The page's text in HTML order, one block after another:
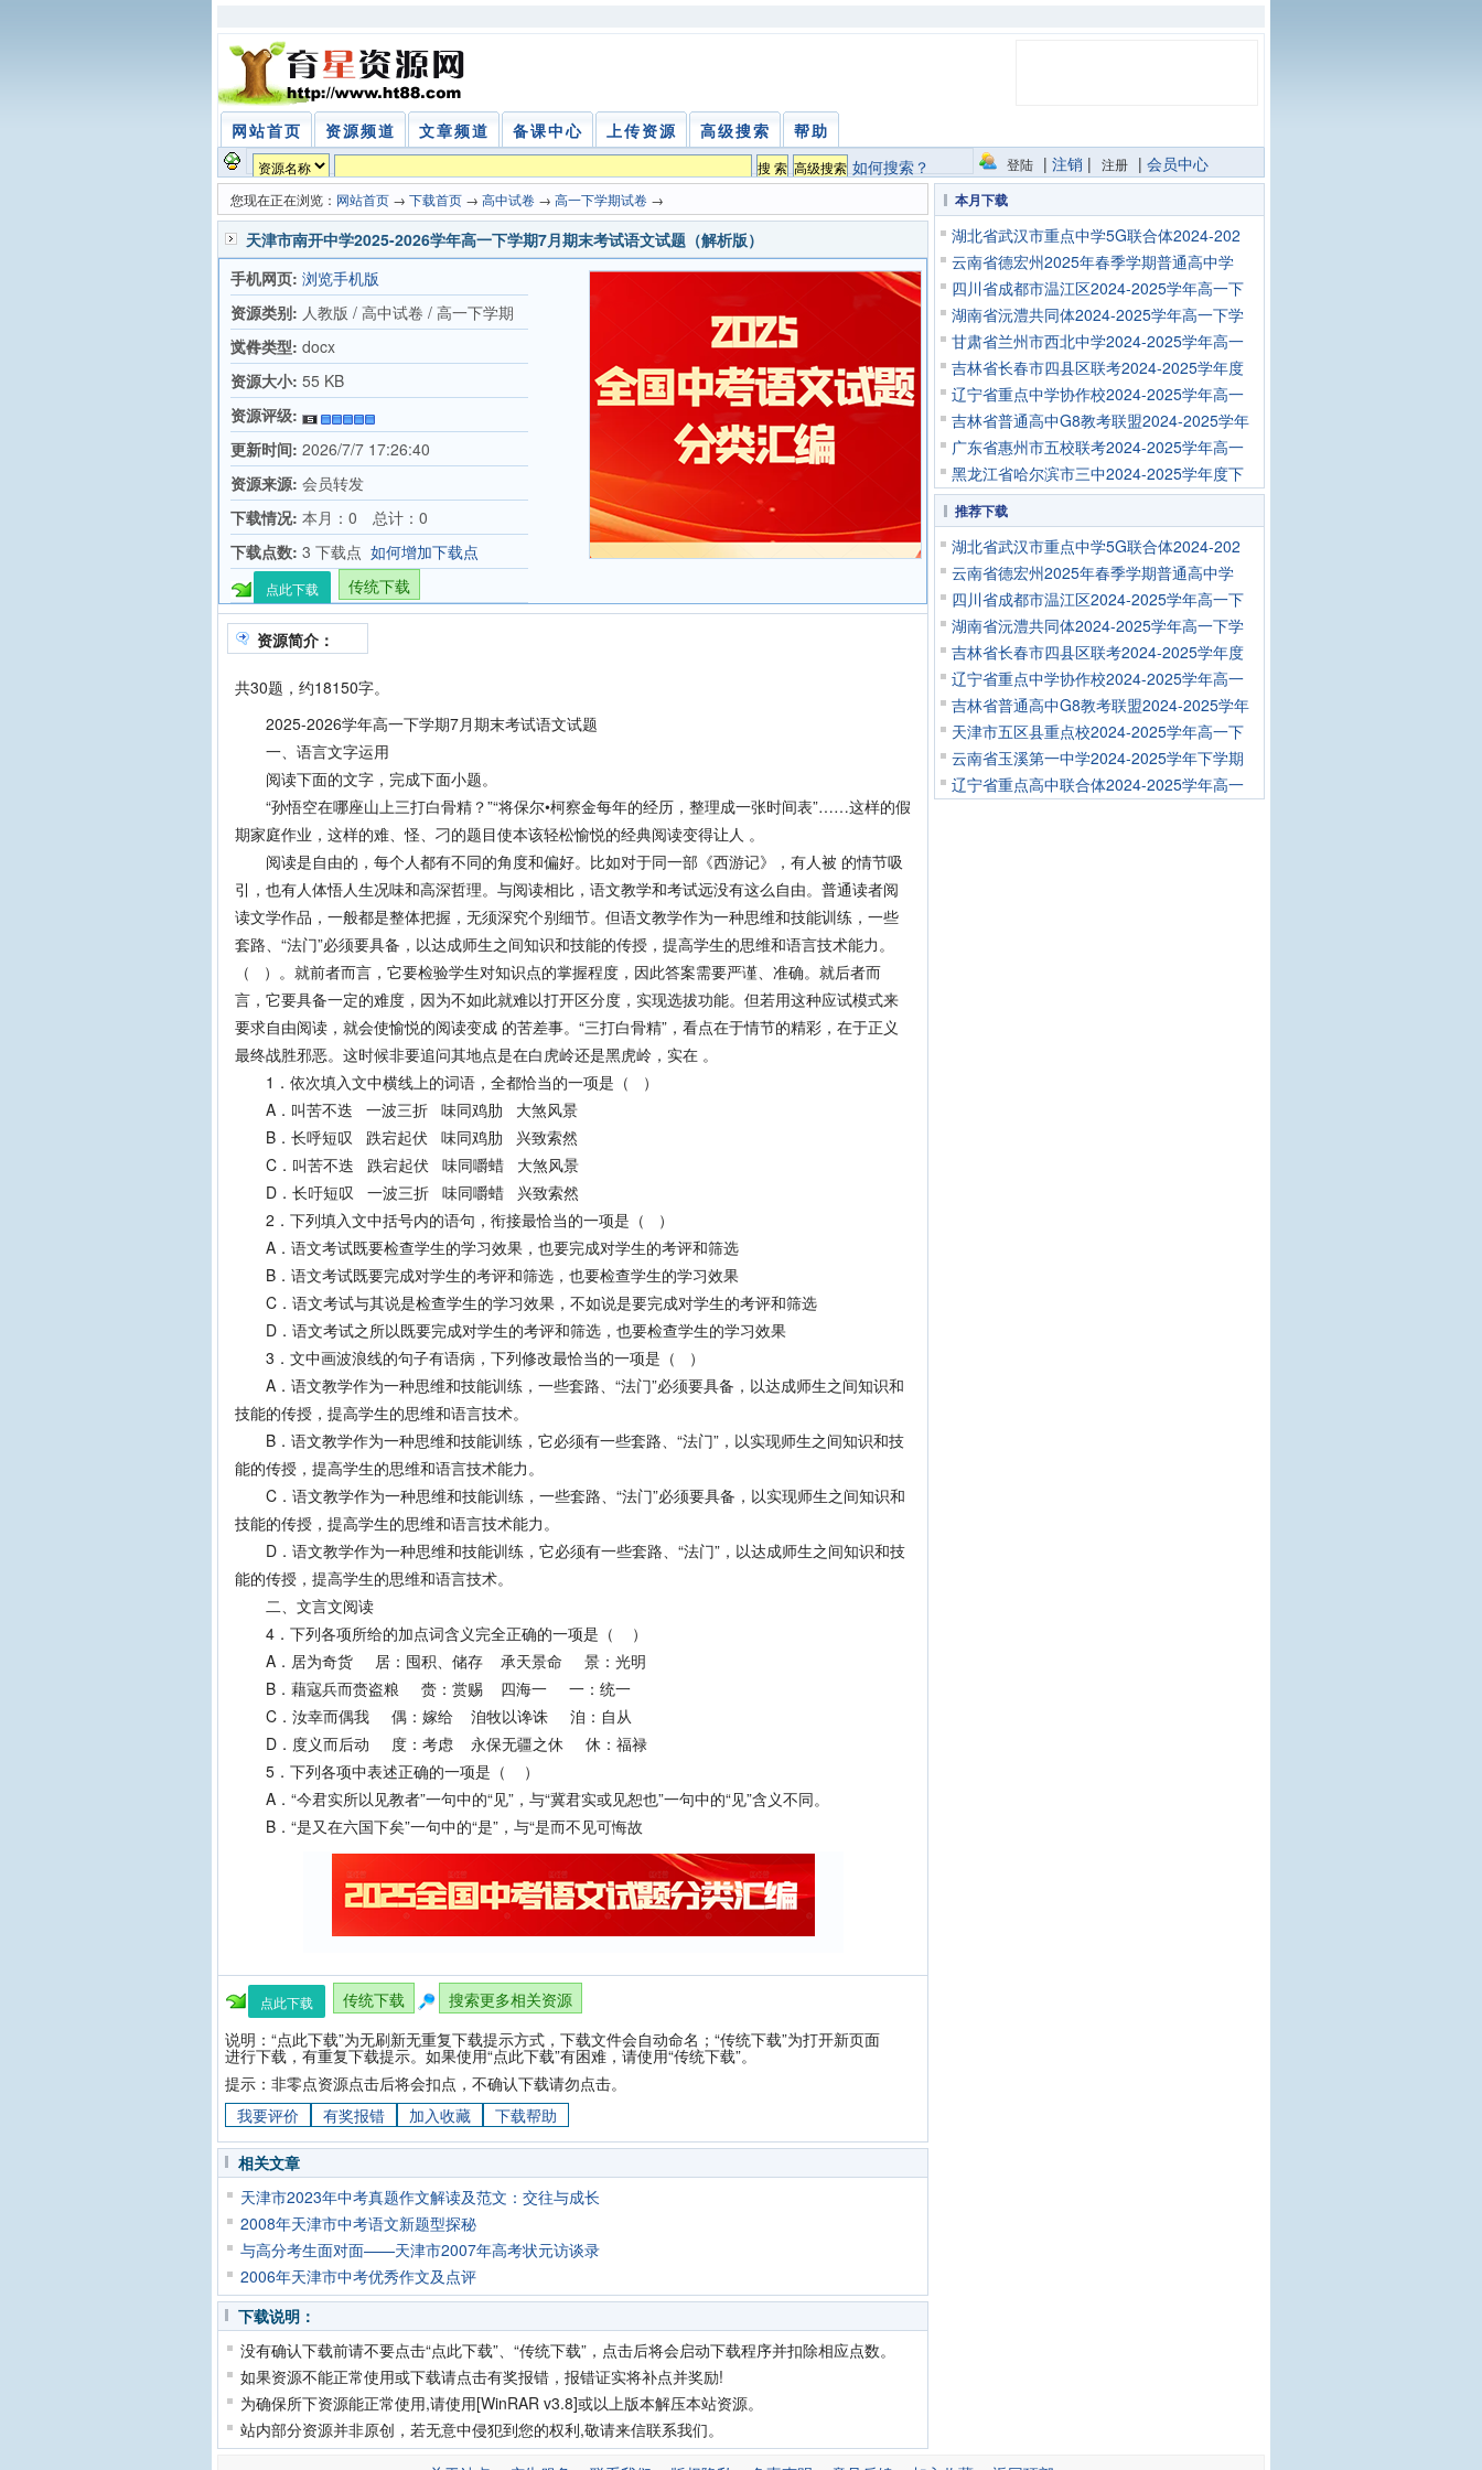
网站首页 资源频道 文章频道 备课中心 上传资源 高级搜索
帮助
如何搜索？
登陆 | 注销 | 注册 | 会员中心
您现在正在浏览： 网站首页 → 下载首页 → 高中试卷 → 高一下学期试卷 →
天津市南开中学2025-2026学年高一下学期7月期末考试语文试题（解析版）
手机网页: 浏览手机版
资源类别: 人教版 / 高中试卷 / 高一下学期
试卷
文件类型: docx
资源大小: 55 KB
资源评级:
更新时间: 2026/7/7 17:26:40
资源来源: 会员转发
下载情况: 本月：0 总计：0
下载点数: 3 下载点 如何增加下载点
点此下载 传统下载
资源简介：
共30题，约18150字。
2025-2026学年高一下学期7月期末考试语文试题
一、语言文字运用
阅读下面的文字，完成下面小题。
“孙悟空在哪座山上三打白骨精？”“将保尔•柯察金每年的经历，整理成一张时间表”……这样的假
期家庭作业，这样的难、怪、刁的题目使本该轻松愉悦的经典阅读变得让人 。
阅读是自由的，每个人都有不同的角度和偏好。比如对于同一部《西游记》，有人被 的情节吸
引，也有人体悟人生况味和高深哲理。与阅读相比，语文教学和考试远没有这么自由。普通读者阅
读文学作品，一般都是整体把握，无须深究个别细节。但语文教学作为一种思维和技能训练，一些
套路、“法门”必须要具备，以达成师生之间知识和技能的传授，提高学生的思维和语言技术能力。
（ ）。就前者而言，它要检验学生对知识点的掌握程度，因此答案需要严谨、准确。就后者而
言，它要具备一定的难度，因为不如此就难以打开区分度，实现选拔功能。但若用这种应试模式来
要求自由阅读，就会使愉悦的阅读变成 的苦差事。“三打白骨精”，看点在于情节的精彩，在于正义
最终战胜邪恶。这时候非要追问其地点是在白虎岭还是黑虎岭，实在 。
1．依次填入文中横线上的词语，全都恰当的一项是（ ）
A．叫苦不迭 一波三折 味同鸡肋 大煞风景
B．长呼短叹 跌宕起伏 味同鸡肋 兴致索然
C．叫苦不迭 跌宕起伏 味同嚼蜡 大煞风景
D．长吁短叹 一波三折 味同嚼蜡 兴致索然
2．下列填入文中括号内的语句，衔接最恰当的一项是（ ）
A．语文考试既要检查学生的学习效果，也要完成对学生的考评和筛选
B．语文考试既要完成对学生的考评和筛选，也要检查学生的学习效果
C．语文考试与其说是检查学生的学习效果，不如说是要完成对学生的考评和筛选
D．语文考试之所以既要完成对学生的考评和筛选，也要检查学生的学习效果
3．文中画波浪线的句子有语病，下列修改最恰当的一项是（ ）
A．语文教学作为一种思维和技能训练，一些套路、“法门”必须要具备，以达成师生之间知识和
技能的传授，提高学生的思维和语言技术。
B．语文教学作为一种思维和技能训练，它必须有一些套路、“法门”，以实现师生之间知识和技
能的传授，提高学生的思维和语言技术能力。
C．语文教学作为一种思维和技能训练，一些套路、“法门”必须要具备，以实现师生之间知识和
技能的传授，提高学生的思维和语言技术能力。
D．语文教学作为一种思维和技能训练，它必须有一些套路、“法门”，以达成师生之间知识和技
能的传授，提高学生的思维和语言技术。
二、文言文阅读
4．下列各项所给的加点词含义完全正确的一项是（ ）
A．居为奇货 居：囤积、储存 承天景命 景：光明
B．藉寇兵而赍盗粮 赍：赏赐 四海一 一：统一
C．汝幸而偶我 偶：嫁给 洎牧以谗诛 洎：自从
D．度义而后动 度：考虑 永保无疆之休 休：福禄
5．下列各项中表述正确的一项是（ ）
A．“今君实所以见教者”一句中的“见”，与“冀君实或见恕也”一句中的“见”含义不同。
B．“是又在六国下矣”一句中的“是”，与“是而不见可悔故
点此下载 传统下载
搜索更多相关资源
说明：“点此下载”为无刷新无重复下载提示方式，下载文件会自动命名；“传统下载”为打开新页面
进行下载，有重复下载提示。如果使用“点此下载”有困难，请使用“传统下载”。
提示：非零点资源点击后将会扣点，不确认下载请勿点击。
我要评价
有奖报错 加入收藏 下载帮助
相关文章
天津市2023年中考真题作文解读及范文：交往与成长
2008年天津市中考语文新题型探秘
与高分考生面对面——天津市2007年高考状元访谈录
2006年天津市中考优秀作文及点评
下载说明：
没有确认下载前请不要点击“点此下载”、“传统下载”，点击后将会启动下载程序并扣除相应点数。
如果资源不能正常使用或下载请点击有奖报错，报错证实将补点并奖励!
为确保所下资源能正常使用,请使用[WinRAR v3.8]或以上版本解压本站资源。
站内部分资源并非原创，若无意中侵犯到您的权利,敬请来信联系我们。
本月下载
湖北省武汉市重点中学5G联合体2024-202
云南省德宏州2025年春季学期普通高中学
四川省成都市温江区2024-2025学年高一下
湖南省沅澧共同体2024-2025学年高一下学
甘肃省兰州市西北中学2024-2025学年高一
吉林省长春市四县区联考2024-2025学年度
辽宁省重点中学协作校2024-2025学年高一
吉林省普通高中G8教考联盟2024-2025学年
广东省惠州市五校联考2024-2025学年高一
黑龙江省哈尔滨市三中2024-2025学年度下
推荐下载
湖北省武汉市重点中学5G联合体2024-202
云南省德宏州2025年春季学期普通高中学
四川省成都市温江区2024-2025学年高一下
湖南省沅澧共同体2024-2025学年高一下学
吉林省长春市四县区联考2024-2025学年度
辽宁省重点中学协作校2024-2025学年高一
吉林省普通高中G8教考联盟2024-2025学年
天津市五区县重点校2024-2025学年高一下
云南省玉溪第一中学2024-2025学年下学期
辽宁省重点高中联合体2024-2025学年高一